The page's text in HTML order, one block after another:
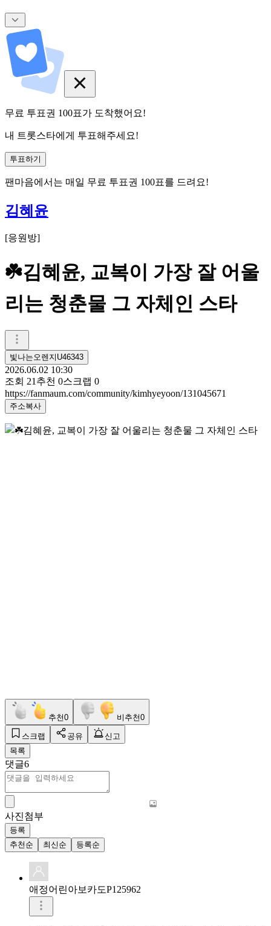
무료 투표권 100표가 도착했어요!
내 트롯스타에게 투표해주세요!
투표하기
팬마음에서는 매일 무료 투표권 100표를 드려요!
김혜윤
[응원방]
☘️김혜윤, 교복이 가장 잘 어울
리는 청춘물 그 자체인 스타
빛나는오렌지U46343
2026.06.02 10:30
조회 21 추천 0스크랩 0
https://fanmaum.com/community/kimhyeyoon/131045671
주소복사
추천0 비추천0
스크랩 공유
신고
목록
댓글6
사진첨부
등록
추천순
최신순 등록순
애정어린아보카도P125962